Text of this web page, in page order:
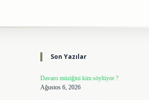
Sidebar
Son Yazılar
Davaro müziğini kim söylüyor ?
Ağustos 6, 2026